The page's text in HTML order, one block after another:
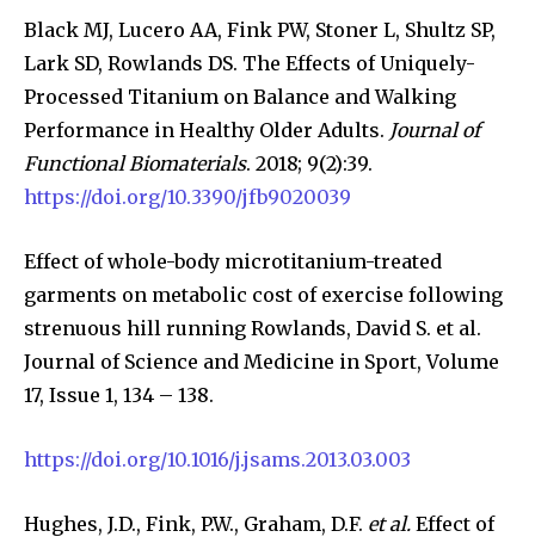
Black MJ, Lucero AA, Fink PW, Stoner L, Shultz SP,
Lark SD, Rowlands DS. The Effects of Uniquely-
Processed Titanium on Balance and Walking
Performance in Healthy Older Adults. Journal of
Functional Biomaterials. 2018; 9(2):39.
https://doi.org/10.3390/jfb9020039
Effect of whole-body microtitanium-treated
garments on metabolic cost of exercise following
strenuous hill running Rowlands, David S. et al.
Journal of Science and Medicine in Sport, Volume
17, Issue 1, 134 – 138.
https://doi.org/10.1016/j.jsams.2013.03.003
Hughes, J.D., Fink, P.W., Graham, D.F. et al. Effect of